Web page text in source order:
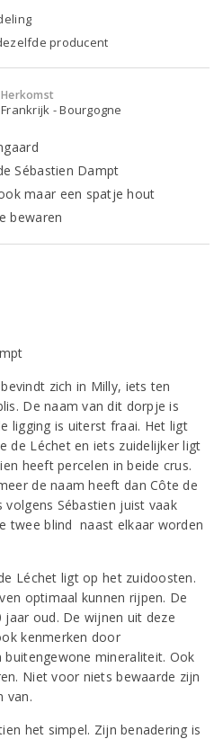
producent
Herkomst
Frankrijk - Bourgogne
Sébastien Dampt
maar een spatje hout
bewaren
zich in Milly, iets ten
De naam van dit dorpje is
ligging is uiterst fraai. Het ligt
de Léchet en iets zuidelijker ligt
heeft percelen in beide crus.
de naam heeft dan Côte de
Sébastien juist vaak
twee blind naast elkaar worden
Léchet ligt op het zuidoosten.
optimaal kunnen rijpen. De
oud. De wijnen uit deze
kenmerken door
mineraliteit. Ook
Niet voor niets bewaarde zijn
van.
het simpel. Zijn benadering is